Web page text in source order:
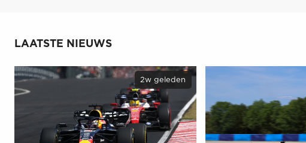
LAATSTE NIEUWS
2w geleden